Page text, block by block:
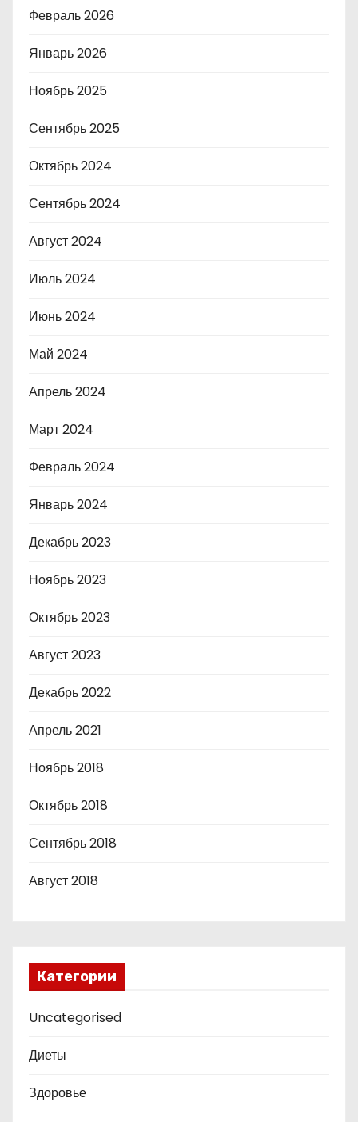
Февраль 2026
Январь 2026
Ноябрь 2025
Сентябрь 2025
Октябрь 2024
Сентябрь 2024
Август 2024
Июль 2024
Июнь 2024
Май 2024
Апрель 2024
Март 2024
Февраль 2024
Январь 2024
Декабрь 2023
Ноябрь 2023
Октябрь 2023
Август 2023
Декабрь 2022
Апрель 2021
Ноябрь 2018
Октябрь 2018
Сентябрь 2018
Август 2018
Категории
Uncategorised
Диеты
Здоровье